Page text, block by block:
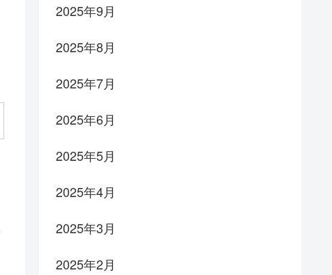
2025年9月
2025年8月
2025年7月
2025年6月
2025年5月
2025年4月
2025年3月
2025年2月